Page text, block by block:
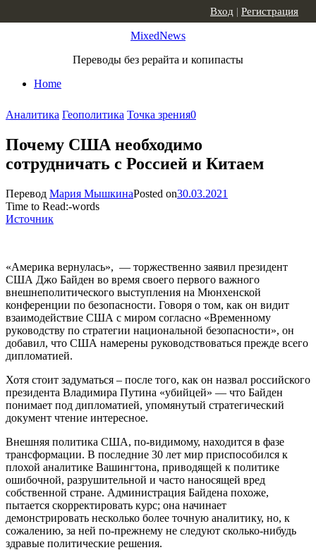
MixedNews
Переводы без рерайта и копипасты
Home
Вход | Регистрация
Аналитика Геополитика Точка зрения0
Почему США необходимо
сотрудничать с Россией и Китаем
Перевод Мария МышкинаPosted on30.03.2021
Time to Read:-words
Источник
«Америка вернулась», — торжественно заявил президент
США Джо Байден во время своего первого важного
внешнеполитического выступления на Мюнхенской
конференции по безопасности. Говоря о том, как он видит
взаимодействие США с миром согласно «Временному
руководству по стратегии национальной безопасности», он
добавил, что США намерены руководствоваться прежде всего
дипломатией.
Хотя стоит задуматься – после того, как он назвал российского
президента Владимира Путина «убийцей» — что Байден
понимает под дипломатией, упомянутый стратегический
документ чтение интересное.
Внешняя политика США, по-видимому, находится в фазе
трансформации. В последние 30 лет мир приспособился к
плохой аналитике Вашингтона, приводящей к политике
ошибочной, разрушительной и часто наносящей вред
собственной стране. Администрация Байдена похоже,
пытается скорректировать курс; она начинает
демонстрировать несколько более точную аналитику, но, к
сожалению, за ней по-прежнему не следуют сколько-нибудь
здравые политические решения.